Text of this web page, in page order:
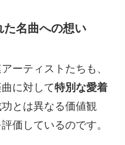
た名曲への想い
ーティストたちも、
に対して特別な愛着
とは異なる価値観
価しているのです。